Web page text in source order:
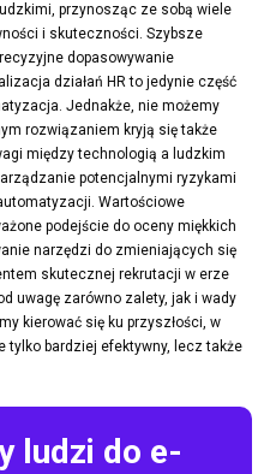
przynosząc ze sobą wiele
i skuteczności. Szybsze
dopasowywanie
działań HR to jedynie część
Jednakże, nie możemy
rozwiązaniem kryją się także
między technologią a ludzkim
potencjalnymi ryzykami
Wartościowe
podejście do oceny miękkich
narzędzi do zmieniających się
skutecznej rekrutacji w erze
uwagę zarówno zalety, jak i wady
kierować się ku przyszłości, w
tylko bardziej efektywny, lecz także
ludzi do e-